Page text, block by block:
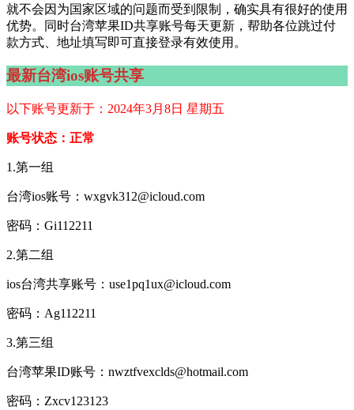
就不会因为国家区域的问题而受到限制，确实具有很好的使用
优势。同时台湾苹果ID共享账号每天更新，帮助各位跳过付
款方式、地址填写即可直接登录有效使用。
最新台湾ios账号共享
以下账号更新于：2024年3月8日 星期五
账号状态：正常
1.第一组
台湾ios账号：wxgvk312@icloud.com
密码：Gi112211
2.第二组
ios台湾共享账号：use1pq1ux@icloud.com
密码：Ag112211
3.第三组
台湾苹果ID账号：nwztfvexclds@hotmail.com
密码：Zxcv123123